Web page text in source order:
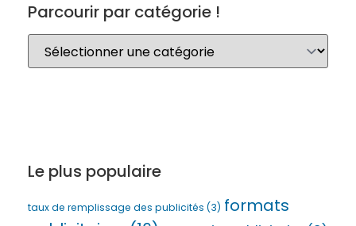
Parcourir par catégorie !
Le plus populaire
taux de remplissage des publicités (3) formats